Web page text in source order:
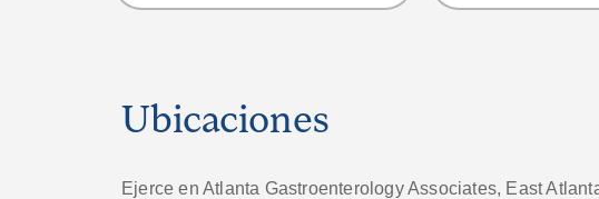
Ubicaciones
Ejerce en Atlanta Gastroenterology Associates, East